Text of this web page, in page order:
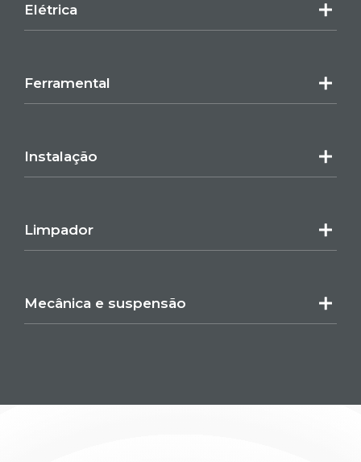
Elétrica
Ferramental
Instalação
Limpador
Mecânica e suspensão